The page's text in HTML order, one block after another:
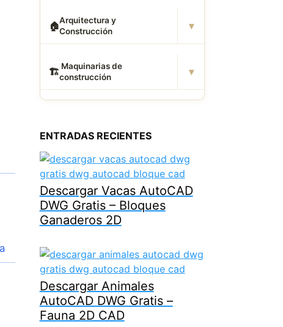
🏠Arquitectura y
Construcción
▾
🏗 ️ Maquinarias de
construcción
▾
ENTRADAS RECIENTES
Descargar Vacas AutoCAD
DWG Gratis – Bloques
Ganaderos 2D
Descargar Animales
AutoCAD DWG Gratis –
Fauna 2D CAD